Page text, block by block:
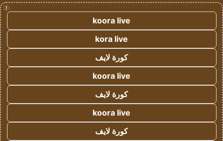
!
koora live
kora live
كورة لايف
koora live
كورة لايف
koora live
كورة لايف